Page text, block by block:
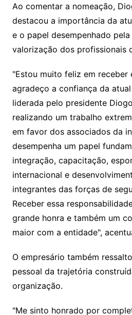
Ao comentar a nomeação,
destacou a importância da
e o papel desempenhado pela
valorização dos profissionais
"Estou muito feliz em receber
agradeço a confiança da
liderada pelo presidente
realizando um trabalho
em favor dos associados da
desempenha um papel
integração, capacitação,
internacional e
integrantes das forças de
Receber essa
grande honra e também um
maior com a entidade",
O empresário também
pessoal da trajetória
organização.
"Me sinto honrado por